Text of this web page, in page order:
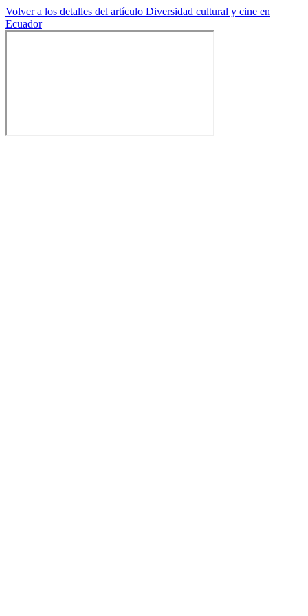
Volver a los detalles del artículo Diversidad cultural y cine en
Ecuador